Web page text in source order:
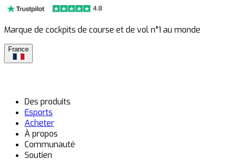
Marque de cockpits de course et de vol n°1 au monde
France
Des produits
Esports
Acheter
À propos
Communauté
Soutien